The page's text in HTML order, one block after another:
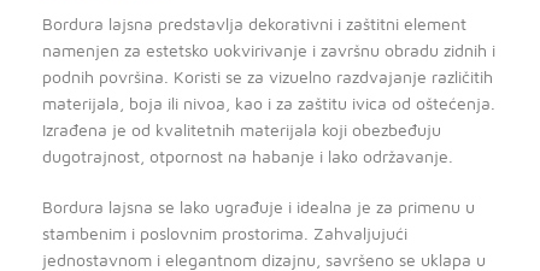
Bordura lajsna predstavlja dekorativni i zaštitni element
namenjen za estetsko uokvirivanje i završnu obradu zidnih i
podnih površina. Koristi se za vizuelno razdvajanje različitih
materijala, boja ili nivoa, kao i za zaštitu ivica od oštećenja.
Izrađena je od kvalitetnih materijala koji obezbeđuju
dugotrajnost, otpornost na habanje i lako održavanje.
Bordura lajsna se lako ugrađuje i idealna je za primenu u
stambenim i poslovnim prostorima. Zahvaljujući
jednostavnom i elegantnom dizajnu, savršeno se uklapa u